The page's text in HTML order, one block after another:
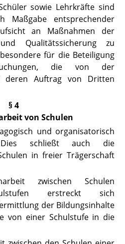
sowie Lehrkräfte sind
Maßgabe entsprechender
an Maßnahmen der
Qualitätssicherung zu
für die Beteiligung
die von der
deren Auftrag von Dritten
§ 4
von Schulen
und organisatorisch
Dies schließt auch die
in freier Trägerschaft
zwischen Schulen
erstreckt sich
der Bildungsinhalte
von einer Schulstufe in die